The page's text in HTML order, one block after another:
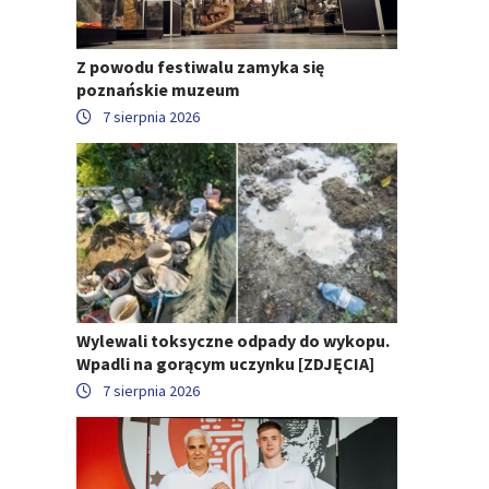
Z powodu festiwalu zamyka się
poznańskie muzeum
7 sierpnia 2026
Wylewali toksyczne odpady do wykopu.
Wpadli na gorącym uczynku [ZDJĘCIA]
7 sierpnia 2026